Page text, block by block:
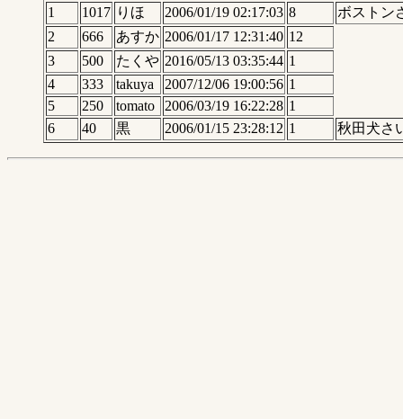
1
1017 りほ 2006/01/19 02:17:03 8
ボストン
2
666 あすか 2006/01/17 12:31:40 12
3
500 たくや 2016/05/13 03:35:44 1
4
333 takuya 2007/12/06 19:00:56 1
5
250 tomato 2006/03/19 16:22:28 1
6
40 黒 2006/01/15 23:28:12 1 秋田犬さ